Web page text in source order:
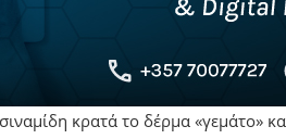
κρατά το δέρμα «γεμάτο»